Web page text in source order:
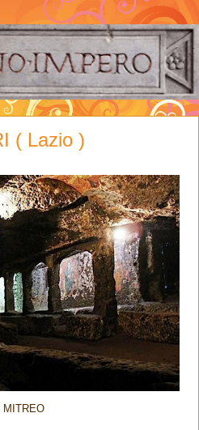
( Lazio )
MITREO